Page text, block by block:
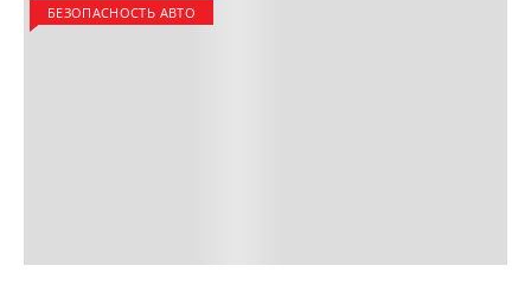
БЕЗОПАСНОСТЬ АВТО